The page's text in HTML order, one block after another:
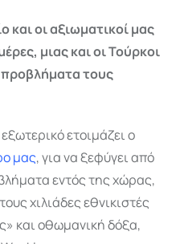
και οι αξιωματικοί μας
μιας και οι Τούρκοι
τους
ετοιμάζει ο
μας, για να ξεφύγει από
εντός της χώρας,
χιλιάδες εθνικιστές
και οθωμανική δόξα,